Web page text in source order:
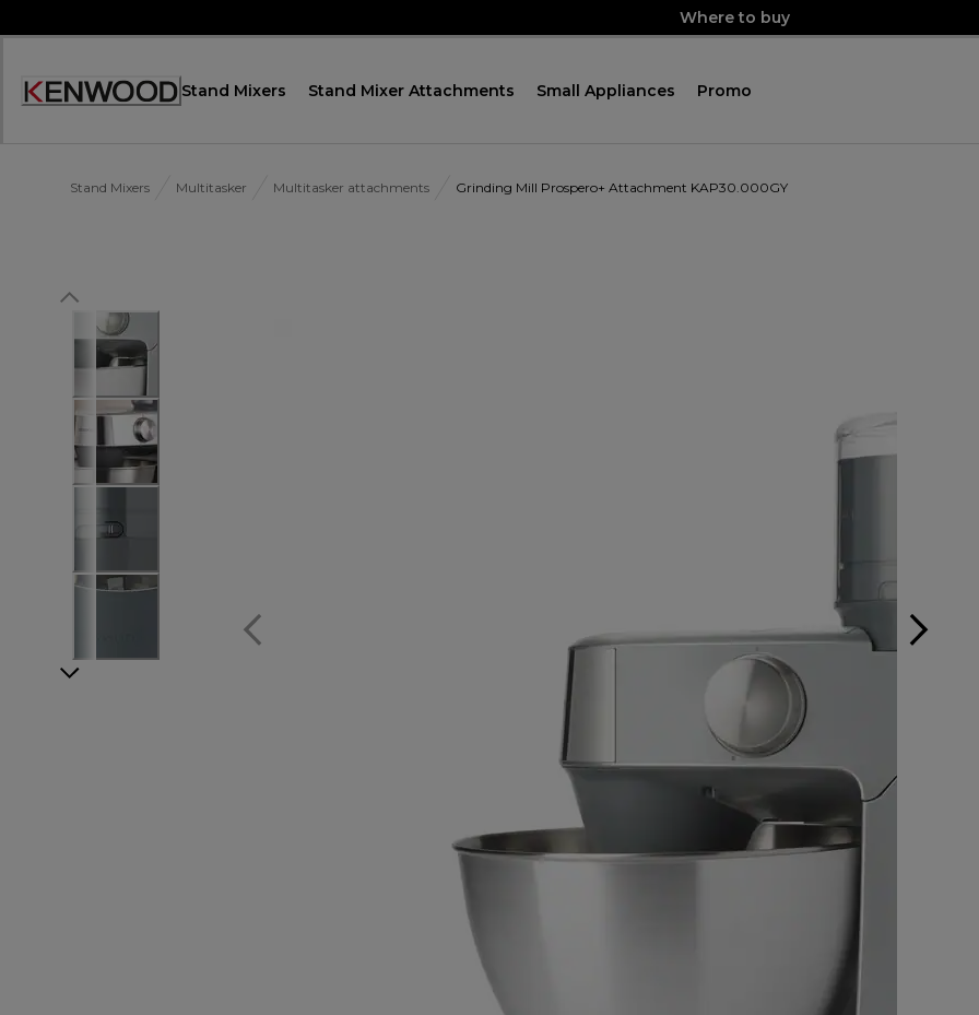
to
Where to buy
Декларация
Stand Mixers Stand Mixer Attachments Small Appliances Promo
Stand Mixers Multitasker Multitasker attachments Grinding Mill Prospero+ Attachment KAP30.000GY